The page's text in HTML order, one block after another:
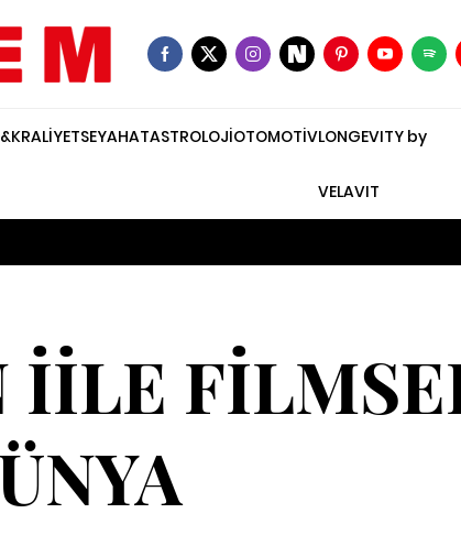
SEYAHATASTROLOJİOTOMOTİVLONGEVITY by
VELAVIT
İİLE